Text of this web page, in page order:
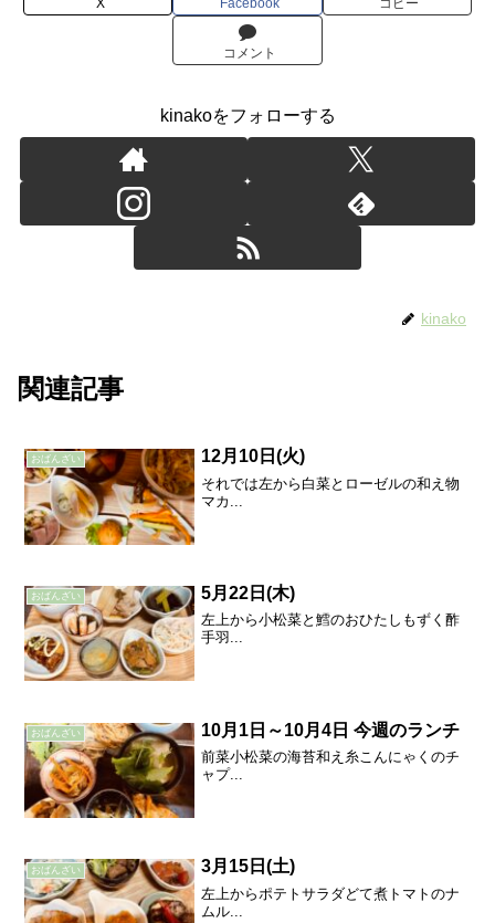
X Facebook コピー
コメント
kinakoをフォローする
kinako
関連記事
おばんざい 12月10日(火)
それでは左から白菜とローゼルの和え物
マカ...
おばんざい 5月22日(木)
左上から小松菜と鱈のおひたしもずく酢
手羽...
おばんざい 10月1日～10月4日 今週のランチ
前菜小松菜の海苔和え糸こんにゃくのチ
ャプ...
おばんざい 3月15日(土)
左上からポテトサラダどて煮トマトのナ
ムル...